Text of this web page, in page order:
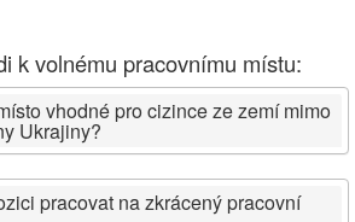
k volnému pracovnímu místu:
vhodné pro cizince ze zemí mimo
Ukrajiny?
pracovat na zkrácený pracovní